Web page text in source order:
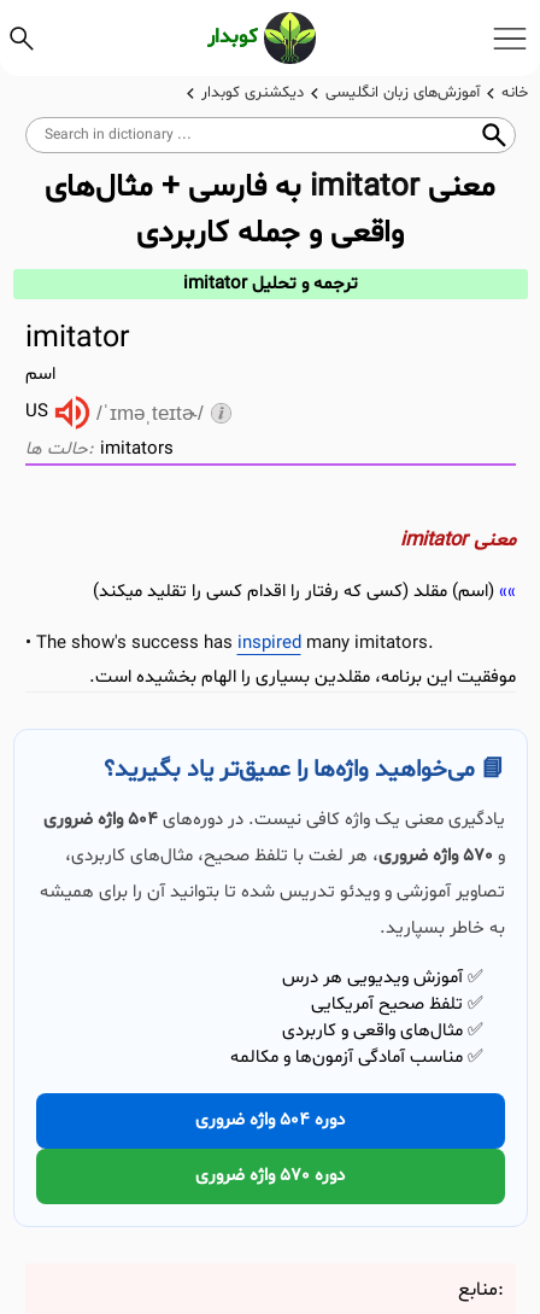
کوبدار
خانه آموزش‌های زبان انگلیسی دیکشنری کوبدار
معنیimitator به فارسی + مثال‌های
واقعی و جمله کاربردی
ترجمه و تحلیل imitator
imitator
اسم
US
/ˈɪməˌteɪtɚ/
imitators
معنی imitator
(اسم) مقلد (کسی که رفتار را اقدام کسی را تقلید میکند)
The show's success has inspiredmany imitators.
موفقیت این برنامه، مقلدین بسیاری را الهام بخشیده است.
📘 می‌خواهید واژه‌ها را عمیق‌تر یاد بگیرید؟
یادگیری معنی یک واژه کافی نیست. در دوره‌های504 واژه ضروری
و 570 واژه ضروری
، هر لغت با تلفظ صحیح، مثال‌های کاربردی،
تصاویر آموزشی و ویدئو تدریس شده تا بتوانید آن را برای همیشه
به خاطر بسپارید.
✅ آموزش ویدیویی هر درس
✅ تلفظ صحیح آمریکایی
✅ مثال‌های واقعی و کاربردی
✅ مناسب آمادگی آزمون‌ها و مکالمه
دوره 504 واژه ضروری
دوره 570 واژه ضروری
منابع: